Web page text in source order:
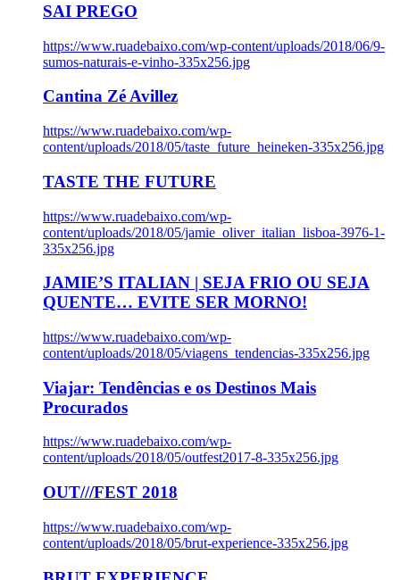
SAI PREGO
https://www.ruadebaixo.com/wp-content/uploads/2018/06/9-
sumos-naturais-e-vinho-335x256.jpg
Cantina Zé Avillez
https://www.ruadebaixo.com/wp-
content/uploads/2018/05/taste_future_heineken-335x256.jpg
TASTE THE FUTURE
https://www.ruadebaixo.com/wp-
content/uploads/2018/05/jamie_oliver_italian_lisboa-3976-1-
335x256.jpg
JAMIE’S ITALIAN | SEJA FRIO OU SEJA
QUENTE… EVITE SER MORNO!
https://www.ruadebaixo.com/wp-
content/uploads/2018/05/viagens_tendencias-335x256.jpg
Viajar: Tendências e os Destinos Mais
Procurados
https://www.ruadebaixo.com/wp-
content/uploads/2018/05/outfest2017-8-335x256.jpg
OUT///FEST 2018
https://www.ruadebaixo.com/wp-
content/uploads/2018/05/brut-experience-335x256.jpg